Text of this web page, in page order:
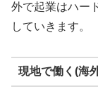
外で起業はハー
していきます。
現地で働く(海